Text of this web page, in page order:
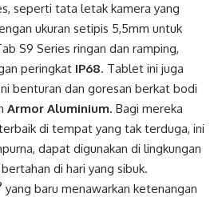
seperti tata letak kamera yang
ukuran setipis 5,5mm untuk
S9 Series ringan dan ramping,
peringkat IP68. Tablet ini juga
benturan dan goresan berkat bodi
Armor Aluminium. Bagi mereka
di tempat yang tak terduga, ini
dapat digunakan di lingkungan
di hari yang sibuk.
yang baru menawarkan ketenangan